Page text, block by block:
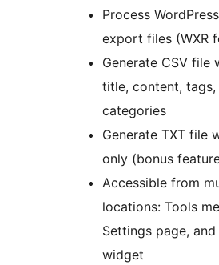
Process
export files (WXR
Generate CSV file
title, content, tags,
categories
Generate TXT file
only (bonus
Accessible from
locations: Tools
Settings page,
widget